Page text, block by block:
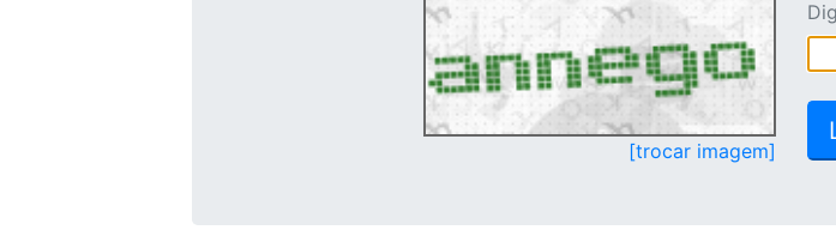
[trocar imagem]